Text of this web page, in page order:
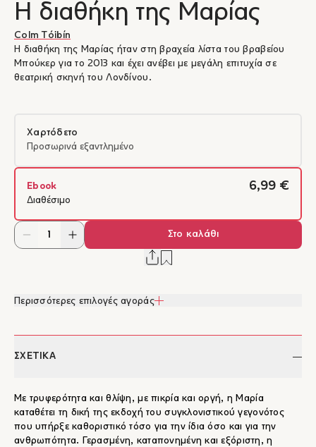
Η διαθήκη της Μαρίας
Colm Tóibín
Η διαθήκη της Μαρίας ήταν στη βραχεία λίστα του βραβείου
Μπούκερ για το 2013 και έχει ανέβει με μεγάλη επιτυχία σε
θεατρική σκηνή του Λονδίνου.
Χαρτόδετο
Προσωρινά εξαντλημένο
Ebook 6,99 €
Διαθέσιμο
Στο καλάθι
Περισσότερες επιλογές αγοράς
ΣΧΕΤΙΚΑ
Με τρυφερότητα και θλίψη, με πικρία και οργή, η Μαρία
καταθέτει τη δική της εκδοχή του συγκλονιστικού γεγονότος
που υπήρξε καθοριστικό τόσο για την ίδια όσο και για την
ανθρωπότητα. Γερασμένη, καταπονημένη και εξόριστη, η